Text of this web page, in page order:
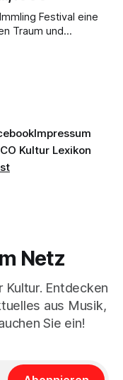
Festival eine
Traum und
getragen von
Impressum
Kultur Lexikon
Netz
Kultur. Entdecken
aus Musik,
Sie ein!